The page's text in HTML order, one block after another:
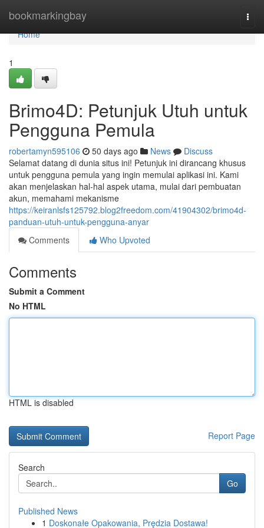
bookmarkingbay
Home
Home
1
Brimo4D: Petunjuk Utuh untuk
Pengguna Pemula
robertamyn595106 50 days ago News
Discuss
Selamat datang di dunia situs ini! Petunjuk ini dirancang khusus
untuk pengguna pemula yang ingin memulai aplikasi ini. Kami
akan menjelaskan hal-hal aspek utama, mulai dari pembuatan
akun, memahami mekanisme
https://keiranlsfs125792.blog2freedom.com/41904302/brimo4d-
panduan-utuh-untuk-pengguna-anyar
Comments
Who Upvoted
Comments
Submit a Comment
No HTML
HTML is disabled
Report Page
Search
Go
Published News
1 Doskonałe Opakowania, Prędzia Dostawa!